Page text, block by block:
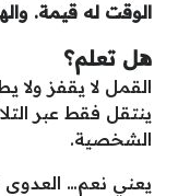
الوقت له قيمة.
هل تعلم؟
القمل لا يقفز ولا
ينتقل فقط عبر
الشخصية.
يعني نعم… العدوى